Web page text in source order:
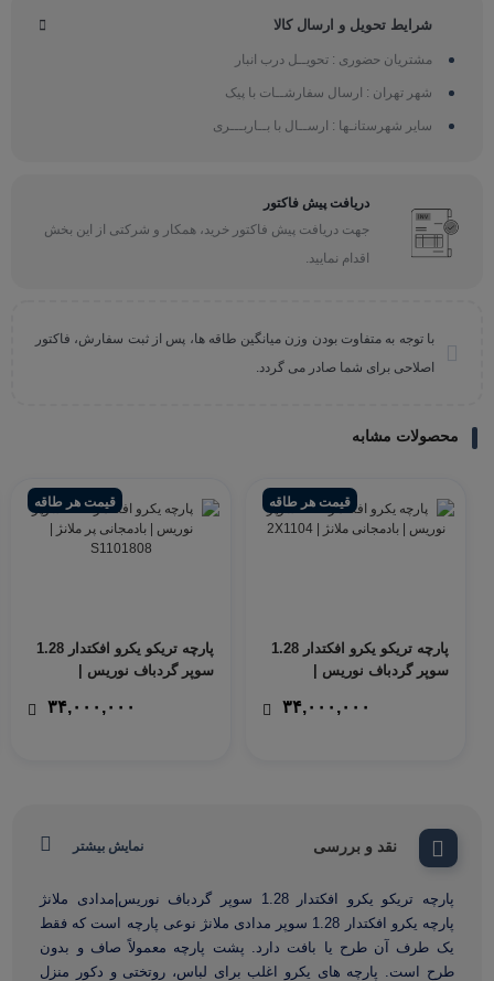
شرایط تحویل و ارسال کالا
مشتریان حضوری : تحویــل درب انبار
شهر تهران : ارسال سفارشــات با پیک
سایر شهرستانـها : ارســال با بــاربـــری
دریافت پیش فاکتور
جهت دریافت پیش فاکتور خرید، همکار و شرکتی از این بخش
اقدام نمایید.
با توجه به متفاوت بودن وزن میانگین طاقه ها، پس از ثبت سفارش، فاکتور
اصلاحی برای شما صادر می گردد.
محصولات مشابه
قیمت هر طاقه
پارچه تریکو یکرو افکتدار 1.28
سوپر گردباف نوریس |
۳۴,۰۰۰,۰۰۰
قیمت هر طاقه
پارچه تریکو یکرو افکتدار 1.28
سوپر گردباف نوریس |
۳۴,۰۰۰,۰۰۰
نقد و بررسی نمایش بیشتر
پارچه تریکو یکرو افکتدار 1.28 سوپر گردباف نوریس|مدادی ملانژ
پارچه یکرو افکتدار 1.28 سوپر مدادی ملانژ نوعی پارچه است که فقط
یک طرف آن طرح یا بافت دارد. پشت پارچه معمولاً صاف و بدون
طرح است. پارچه های یکرو اغلب برای لباس، روتختی و دکور منزل